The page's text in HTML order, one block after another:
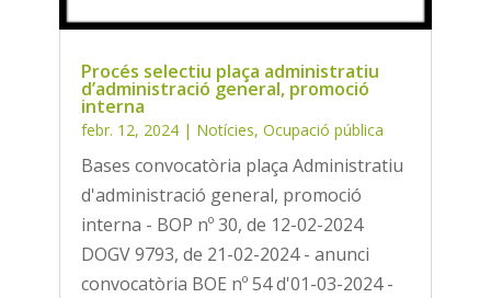
Procés selectiu plaça administratiu
d’administració general, promoció
interna
febr. 12, 2024| Notícies, Ocupació pública
Bases convocatòria plaça Administratiu
d'administració general, promoció
interna - BOP nº 30, de 12-02-2024
DOGV 9793, de 21-02-2024 - anunci
convocatòria BOE nº 54 d'01-03-2024 -